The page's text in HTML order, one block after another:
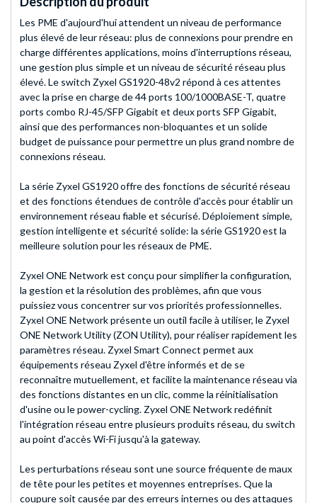
Les PME d'aujourd'hui attendent un niveau de performance
plus élevé de leur réseau: plus de connexions pour prendre en
charge différentes applications, moins d'interruptions réseau,
une gestion plus simple et un niveau de sécurité réseau plus
élevé. Le switch Zyxel GS1920-48v2 répond à ces attentes
avec la prise en charge de 44 ports 100/1000BASE-T, quatre
ports combo RJ-45/SFP Gigabit et deux ports SFP Gigabit,
ainsi que des performances non-bloquantes et un solide
budget de puissance pour permettre un plus grand nombre de
connexions réseau.
La série Zyxel GS1920 offre des fonctions de sécurité réseau
et des fonctions étendues de contrôle d'accès pour établir un
environnement réseau fiable et sécurisé. Déploiement simple,
gestion intelligente et sécurité solide: la série GS1920 est la
meilleure solution pour les réseaux de PME.
Zyxel ONE Network est conçu pour simplifier la configuration,
la gestion et la résolution des problèmes, afin que vous
puissiez vous concentrer sur vos priorités professionnelles.
Zyxel ONE Network présente un outil facile à utiliser, le Zyxel
ONE Network Utility (ZON Utility), pour réaliser rapidement les
paramètres réseau. Zyxel Smart Connect permet aux
équipements réseau Zyxel d'être informés et de se
reconnaître mutuellement, et facilite la maintenance réseau via
des fonctions distantes en un clic, comme la réinitialisation
d'usine ou le power-cycling. Zyxel ONE Network redéfinit
l'intégration réseau entre plusieurs produits réseau, du switch
au point d'accès Wi-Fi jusqu'à la gateway.
Les perturbations réseau sont une source fréquente de maux
de tête pour les petites et moyennes entreprises. Que la
coupure soit causée par des erreurs internes ou des attaques